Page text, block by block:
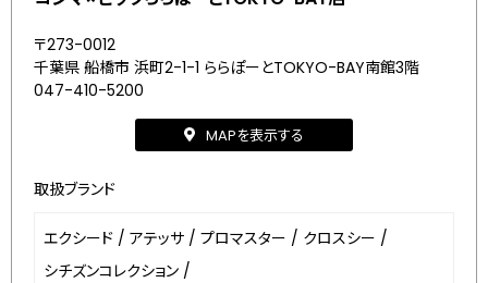
〒273-0012
千葉県 船橋市 浜町2-1-1 ららぽーとTOKYO-BAY南館3階
047-410-5200
MAPを表示する
取扱ブランド
エクシード / アテッサ / プロマスター / クロスシー /
シチズンコレクション /